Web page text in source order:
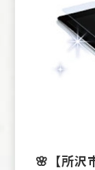
🌸【所